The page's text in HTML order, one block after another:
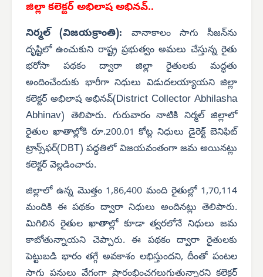
జిల్లా కలెక్టర్ అభిలాష అభినవ్..
నిర్మల్ (విజయక్రాంతి): వానాకాలం సాగు సీజన్‌ను
దృష్టిలో ఉంచుకుని రాష్ట్ర ప్రభుత్వం అమలు చేస్తున్న రైతు
భరోసా పథకం ద్వారా జిల్లా రైతులకు మద్ధతు
అందించేందుకు భారీగా నిధులు విడుదలయ్యాయని జిల్లా
కలెక్టర్ అభిలాష అభినవ్(District Collector Abhilasha
Abhinav) తెలిపారు. గురువారం నాటికి నిర్మల్ జిల్లాలో
రైతుల ఖాతాల్లోకి రూ.200.01 కోట్ల నిధులు డైరెక్ట్ బెనిఫిట్
ట్రాన్స్‌ఫర్(DBT) పద్ధతిలో విజయవంతంగా జమ అయినట్లు
కలెక్టర్ వెల్లడించారు.
జిల్లాలో ఉన్న మొత్తం 1,86,400 మంది రైతుల్లో 1,70,114
మందికి ఈ పథకం ద్వారా నిధులు అందినట్లు తెలిపారు.
మిగిలిన రైతుల ఖాతాల్లో కూడా త్వరలోనే నిధులు జమ
కాబోతున్నాయని చెప్పారు.ఈ పథకం ద్వారా రైతులకు
పెట్టుబడి భారం తగ్గే అవకాశం లభిస్తుందని, దీంతో పంటల
సాగు పనులు వేగంగా ప్రారంభించగలుగుతున్నారని కలెక్టర్